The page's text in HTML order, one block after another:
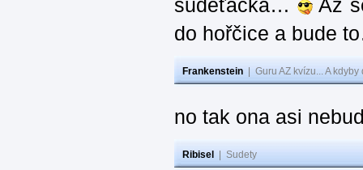
sudeťácká…
Až
do hořčice a bude
Frankenstein Guru AZ kvízu... A
no tak ona asi
Ribisel Sudety